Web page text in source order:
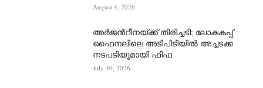
August 4, 2026
അർജന്‍റീനയ്ക്ക് തിരിച്ചടി; ലോകകപ്പ്
ഫൈനലിലെ അടിപിടിയിൽ അച്ചടക്ക
നടപടിയുമായി ഫിഫ
July 30, 2026